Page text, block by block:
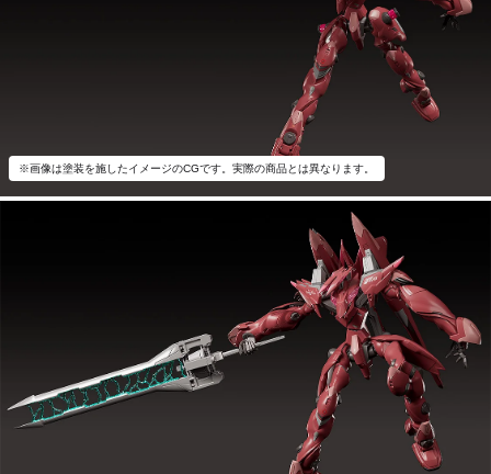
※画像は塗装を施したイメージのCGです。実際の商品とは異なります。